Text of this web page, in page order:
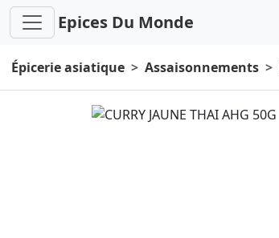
Epices Du Monde
Épicerie asiatique Assaisonnements